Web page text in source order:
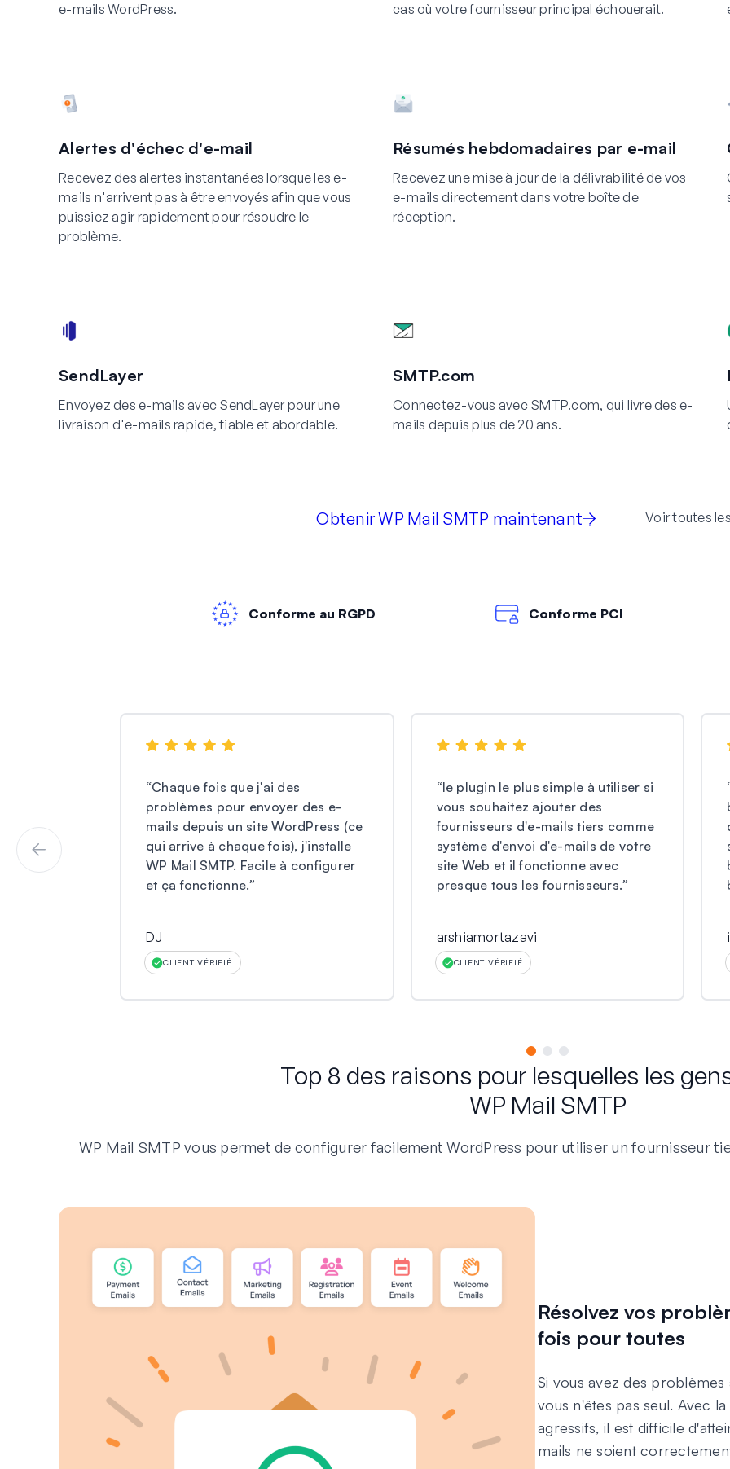
e-mails WordPress.
cas où votre fournisseur principal échouerait.
Alertes d'échec d'e-mail
Recevez des alertes instantanées lorsque les e-
mails n'arrivent pas à être envoyés afin que vous
puissiez agir rapidement pour résoudre le
problème.
Résumés hebdomadaires par e-mail
Recevez une mise à jour de la délivrabilité de vos
e-mails directement dans votre boîte de
réception.
SendLayer
Envoyez des e-mails avec SendLayer pour une
livraison d'e-mails rapide, fiable et abordable.
SMTP.com
Connectez-vous avec SMTP.com, qui livre des e-
mails depuis plus de 20 ans.
Obtenir WP Mail SMTP maintenant Voir toutes
Conforme au RGPD Conforme PCI
“Chaque fois que j'ai des
problèmes pour envoyer des e-
mails depuis un site WordPress (ce
qui arrive à chaque fois), j'installe
WP Mail SMTP. Facile à configurer
et ça fonctionne.”
DJ
CLIENT VÉRIFIÉ
“le plugin le plus simple à utiliser si
vous souhaitez ajouter des
fournisseurs d'e-mails tiers comme
système d'envoi d'e-mails de votre
site Web et il fonctionne avec
presque tous les fournisseurs.”
arshiamortazavi
CLIENT VÉRIFIÉ
Top 8 des raisons pour lesquelles les
WP Mail SMTP
WP Mail SMTP vous permet de configurer facilement WordPress pour utiliser un fournisseur
Résolvez vos
fois pour toutes
Si vous avez des
vous n'êtes pas seul. Avec
agressifs, il est difficile
mails ne soient